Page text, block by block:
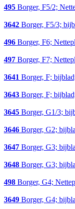
495 Borger, F5/2;
3642 Borger, F5/3;
496 Borger, F6;
497 Borger, F7;
3641 Borger, F;
3643 Borger, F;
3645 Borger, G1/3;
3646 Borger, G2;
3647 Borger, G3;
3648 Borger, G3;
498 Borger, G4;
3649 Borger, G4;